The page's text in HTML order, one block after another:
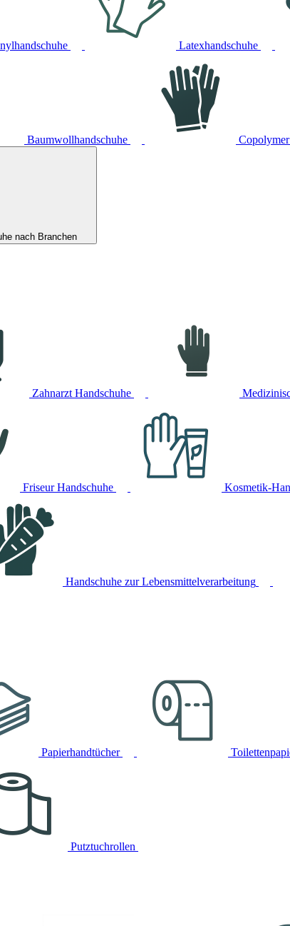
Latexhandschuhe
Baumwollhandschuhe Copolymer
nach Branchen
Zahnarzt Handschuhe
Friseur Handschuhe Kosmetik-
Handschuhe zur Lebensmittelverarbeitung
Papierhandtücher
Putztuchrollen